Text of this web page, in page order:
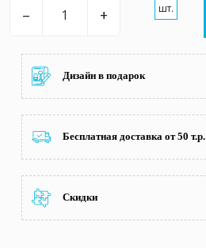
– + шт.
Дизайн в подарок
Бесплатная доставка от 50 т.р.
Скидки